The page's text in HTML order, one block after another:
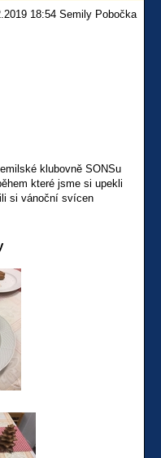
18:54 Semily Pobočka
klubovně SONSu
které jsme si upekli
si vánoční svícen